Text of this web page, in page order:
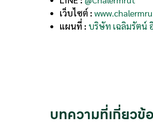
เว็บไซต์ :
แผนที่ : บริษัท เฉลิมรัตน์
บทความที่เกี่ยวข้